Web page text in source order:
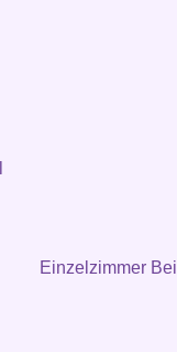
Einzelzimmer